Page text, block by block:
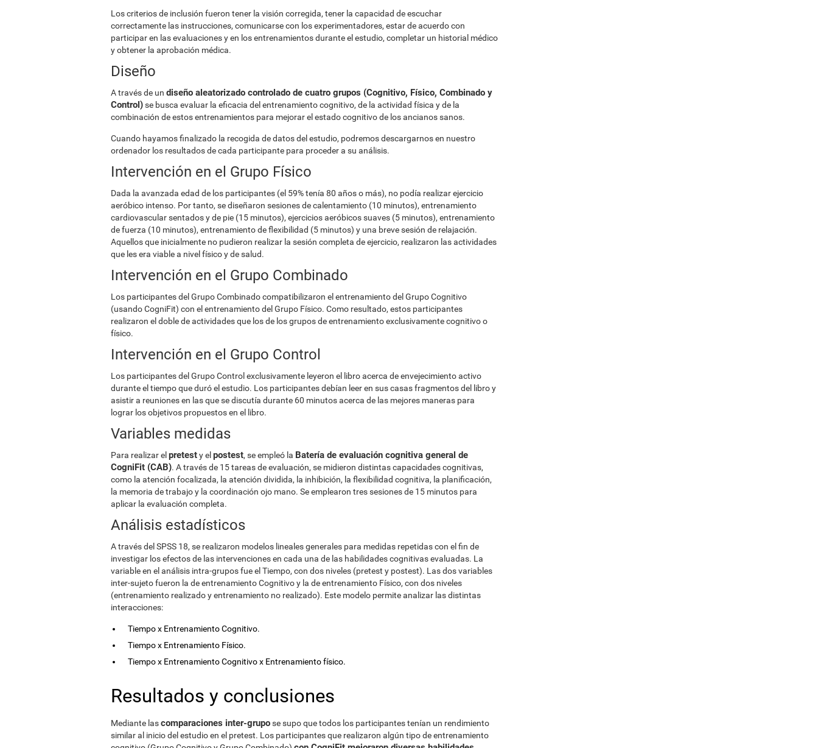
Los criterios de inclusión fueron tener la visión corregida, tener la capacidad de escuchar
correctamente las instrucciones, comunicarse con los experimentadores, estar de acuerdo con
participar en las evaluaciones y en los entrenamientos durante el estudio, completar un historial médico
y obtener la aprobación médica.
Diseño
A través de un diseño aleatorizado controlado de cuatro grupos (Cognitivo, Físico, Combinado y
Control)se busca evaluar la eficacia del entrenamiento cognitivo, de la actividad física y de la
combinación de estos entrenamientos para mejorar el estado cognitivo de los ancianos sanos.
Cuando hayamos finalizado la recogida de datos del estudio, podremos descargarnos en nuestro
ordenador los resultados de cada participante para proceder a su análisis.
Intervención en el Grupo Físico
Dada la avanzada edad de los participantes (el 59% tenía 80 años o más), no podía realizar ejercicio
aeróbico intenso. Por tanto, se diseñaron sesiones de calentamiento (10 minutos), entrenamiento
cardiovascular sentados y de pie (15 minutos), ejercicios aeróbicos suaves (5 minutos), entrenamiento
de fuerza (10 minutos), entrenamiento de flexibilidad (5 minutos) y una breve sesión de relajación.
Aquellos que inicialmente no pudieron realizar la sesión completa de ejercicio, realizaron las actividades
que les era viable a nivel físico y de salud.
Intervención en el Grupo Combinado
Los participantes del Grupo Combinado compatibilizaron el entrenamiento del Grupo Cognitivo
(usando CogniFit) con el entrenamiento del Grupo Físico. Como resultado, estos participantes
realizaron el doble de actividades que los de los grupos de entrenamiento exclusivamente cognitivo o
físico.
Intervención en el Grupo Control
Los participantes del Grupo Control exclusivamente leyeron el libro acerca de envejecimiento activo
durante el tiempo que duró el estudio. Los participantes debían leer en sus casas fragmentos del libro y
asistir a reuniones en las que se discutía durante 60 minutos acerca de las mejores maneras para
lograr los objetivos propuestos en el libro.
Variables medidas
Para realizar el pretesty el postest, se empleó la Batería de evaluación cognitiva general de
CogniFit (CAB). A través de 15 tareas de evaluación, se midieron distintas capacidades cognitivas,
como la atención focalizada, la atención dividida, la inhibición, la flexibilidad cognitiva, la planificación,
la memoria de trabajo y la coordinación ojo mano. Se emplearon tres sesiones de 15 minutos para
aplicar la evaluación completa.
Análisis estadísticos
A través del SPSS 18, se realizaron modelos lineales generales para medidas repetidas con el fin de
investigar los efectos de las intervenciones en cada una de las habilidades cognitivas evaluadas. La
variable en el análisis intra-grupos fue el Tiempo, con dos niveles (pretest y postest). Las dos variables
inter-sujeto fueron la de entrenamiento Cognitivo y la de entrenamiento Físico, con dos niveles
(entrenamiento realizado y entrenamiento no realizado). Este modelo permite analizar las distintas
interacciones:
Tiempo x Entrenamiento Cognitivo.
Tiempo x Entrenamiento Físico.
Tiempo x Entrenamiento Cognitivo x Entrenamiento físico.
Resultados y conclusiones
Mediante lascomparaciones inter-grupose supo que todos los participantes tenían un rendimiento
similar al inicio del estudio en el pretest. Los participantes que realizaron algún tipo de entrenamiento